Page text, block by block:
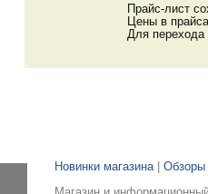
Прайс-лист
Цены в
Для перехода
Новинки магазина| Обзоры